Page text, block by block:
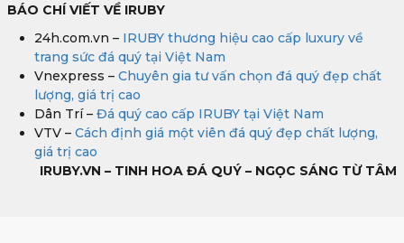
BÁO CHÍ VIẾT VỀ IRUBY
24h.com.vn – IRUBY thương hiệu cao cấp luxury về
trang sức đá quý tại Việt Nam
Vnexpress – Chuyên gia tư vấn chọn đá quý đẹp chất
lượng, giá trị cao
Dân Trí – Đá quý cao cấp IRUBY tại Việt Nam
VTV – Cách định giá một viên đá quý đẹp chất lượng,
giá trị cao
IRUBY.VN – TINH HOA ĐÁ QUÝ – NGỌC SÁNG TỪ TÂM